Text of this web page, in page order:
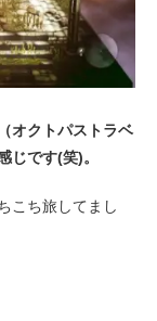
オクトパストラベ
じです(笑)。
こち旅してまし